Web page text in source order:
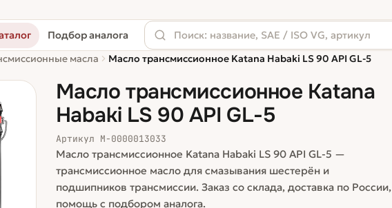
Подбор аналога
масла Масло трансмиссионное Katana Habaki LS 90 API GL-5
Масло трансмиссионное Katana
Habaki LS 90 API GL-5
Артикул М-0000013033
Масло трансмиссионное Katana Habaki LS 90 API GL-5 —
трансмиссионное масло для смазывания шестерён и
подшипников трансмиссии. Заказ со склада, доставка по России,
помощь с подбором аналога.